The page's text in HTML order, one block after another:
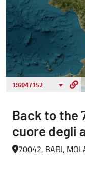
Back to the
cuore degli
70042, BARI,